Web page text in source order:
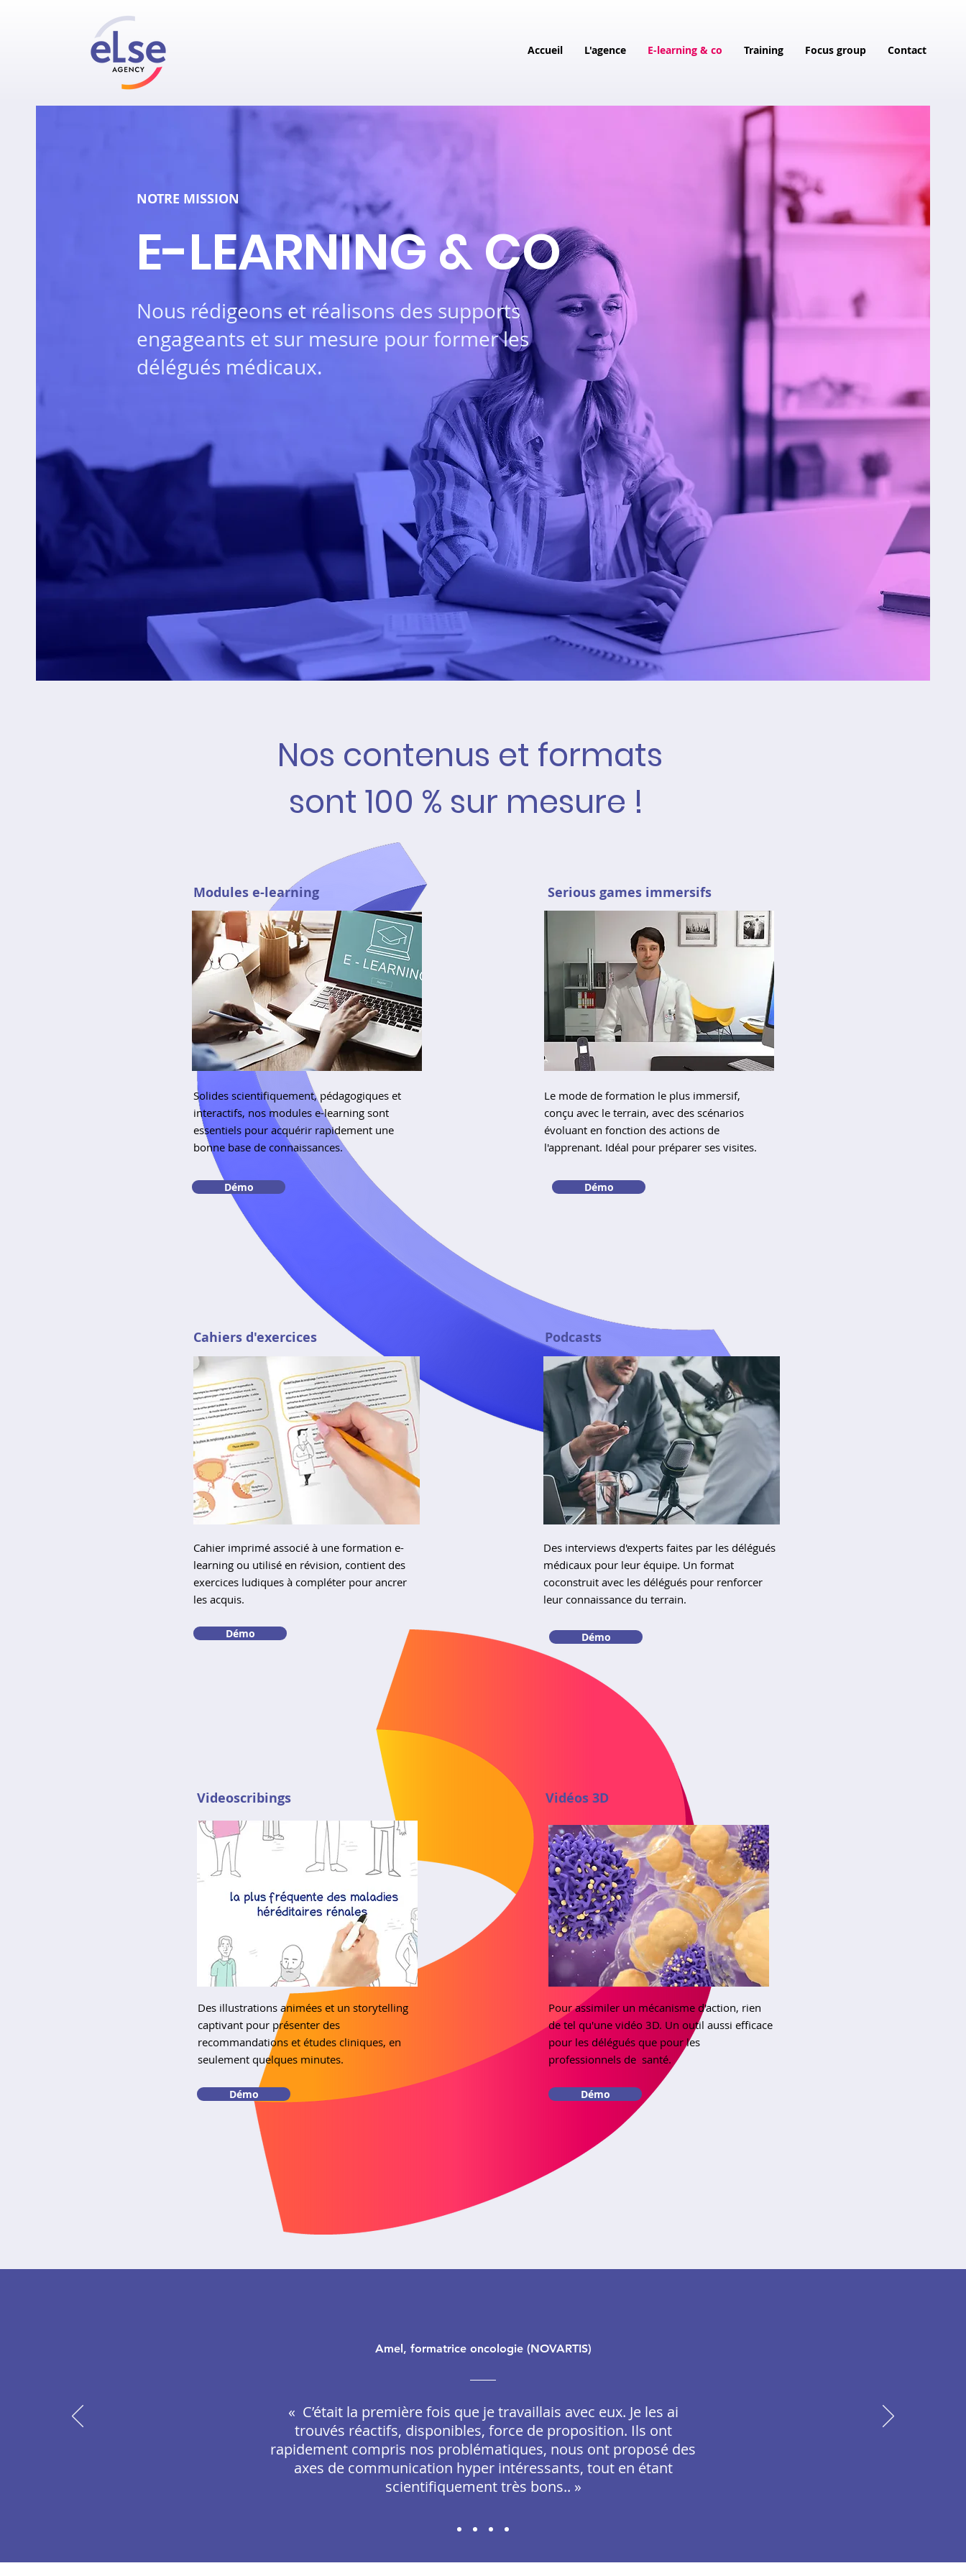
Accueil L'agence E-learning & co Training Focus group Contact
NOTRE MISSION
E-LEARNING & CO
Nous rédigeons et réalisons des supports
engageants et sur mesure pour former les
délégués médicaux.
Nos contenus et formats
sont 100 % sur mesure !
Modules e-learning
Solides scientifiquement, pédagogiques et
interactifs, nos modules e-learning sont
essentiels pour acquérir rapidement une
bonne base de connaissances.
Démo
Serious games immersifs
Le mode de formation le plus immersif,
conçu avec le terrain, avec des scénarios
évoluant en fonction des actions de
l'apprenant. Idéal pour préparer ses visites.
Démo
Cahiers d'exercices
Cahier imprimé associé à une formation e-
learning ou utilisé en révision, contient des
exercices ludiques à compléter pour ancrer
les acquis.
Démo
Videoscribings
Des illustrations animées et un storytelling
captivant pour présenter des
recommandations et études cliniques, en
seulement quelques minutes.
Démo
Podcasts
Des interviews d'experts faites par les délégués
médicaux pour leur équipe. Un format
coconstruit avec les délégués pour renforcer
leur connaissance du terrain.
Démo
Vidéos 3D
Pour assimiler un mécanisme d'action, rien
de tel qu'une vidéo 3D. Un outil aussi efficace
pour les délégués que pour les
professionnels de santé.
Démo
Amel, formatrice oncologie (NOVARTIS)
« C’était la première fois que je travaillais avec eux. Je les ai
trouvés réactifs, disponibles, force de proposition. Ils ont
rapidement compris nos problématiques, nous ont proposé des
axes de communication hyper intéressants, tout en étant
scientifiquement très bons.. »